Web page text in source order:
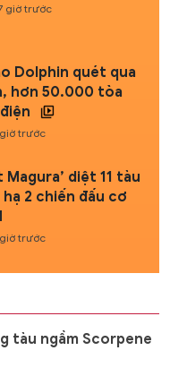
giờ trước
Dolphin quét qua
hơn 50.000 tòa
trước
Magura’ diệt 11 tàu
hạ 2 chiến đấu cơ
trước
tàu ngầm Scorpene